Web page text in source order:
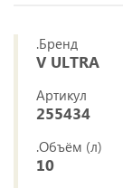
.Бренд
V ULTRA
Артикул
255434
.Объём (л)
10